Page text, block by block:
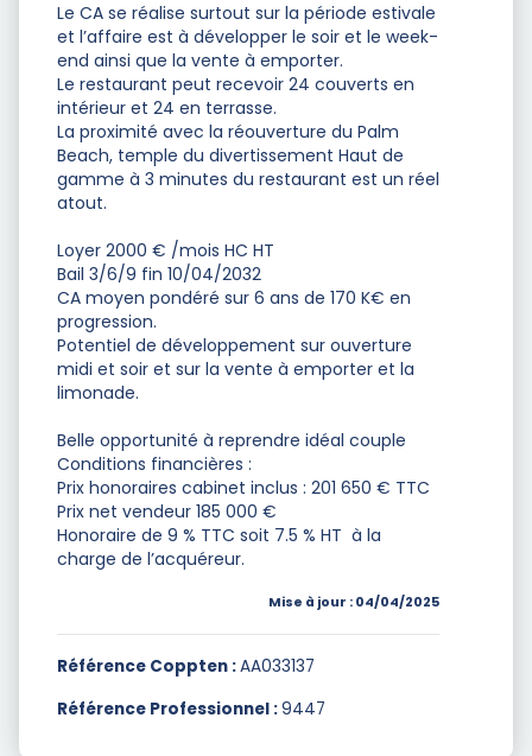
Le CA se réalise surtout sur la période estivale
et l’affaire est à développer le soir et le week-
end ainsi que la vente à emporter.
Le restaurant peut recevoir 24 couverts en
intérieur et 24 en terrasse.
La proximité avec la réouverture du Palm
Beach, temple du divertissement Haut de
gamme à 3 minutes du restaurant est un réel
atout.
Loyer 2000 € /mois HC HT
Bail 3/6/9 fin 10/04/2032
CA moyen pondéré sur 6 ans de 170 K€ en
progression.
Potentiel de développement sur ouverture
midi et soir et sur la vente à emporter et la
limonade.
Belle opportunité à reprendre idéal couple
Conditions financières :
Prix honoraires cabinet inclus : 201 650 € TTC
Prix net vendeur 185 000 €
Honoraire de 9 % TTC soit 7.5 % HT à la
charge de l’acquéreur.
Mise à jour : 04/04/2025
Référence Coppten :AA033137
Référence Professionnel :9447